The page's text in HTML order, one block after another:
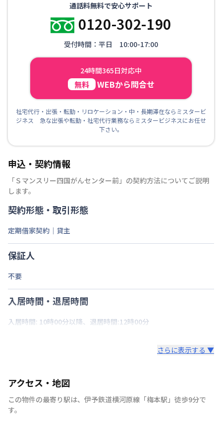
通話料無料で安心サポート
0120-302-190
受付時間：平日 10:00-17:00
24時間365日対応中
無料 WEBから問合せ
社宅代行・出張・転勤・リロケーション・中・長期滞在ならミスタービ
ジネス 急な出張や転勤・社宅代行業務ならミスタービジネスにお任せ
下さい。
申込・契約情報
「Ｓマンスリー四国がんセンター前 」の契約方法についてご説明
します。
契約形態・取引形態
定期借家契約｜貸主
保証人
不要
入居時間・退居時間
入居時間: 10時00分以降、退居時間:12時00分
さらに表示する ▼
アクセス・地図
この物件の最寄り駅は、 伊予鉄道横河原線 「梅本駅 」 徒歩9分で
す。